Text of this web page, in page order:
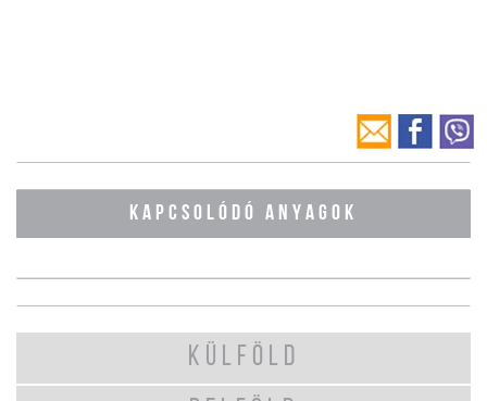
KAPCSOLÓDÓ ANYAGOK
KÜLFÖLD